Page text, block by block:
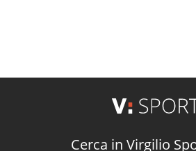
Cerca in Virgilio